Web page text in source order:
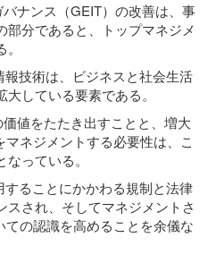
ナンス（GEIT）の改善は、事
分であると、トップマネジメ
技術は、ビジネスと社会生活
している要素である。
値をたたき出すことと、増大
ネジメントする必要性は、こ
っている。
ることにかかわる規制と法律
され、そしてマネジメントさ
の認識を高めることを余儀な